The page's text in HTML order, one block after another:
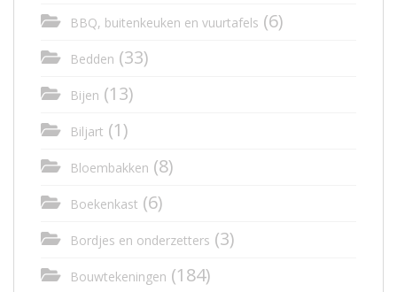
BBQ, buitenkeuken en vuurtafels (6)
Bedden (33)
Bijen (13)
Biljart (1)
Bloembakken (8)
Boekenkast (6)
Bordjes en onderzetters (3)
Bouwtekeningen (184)